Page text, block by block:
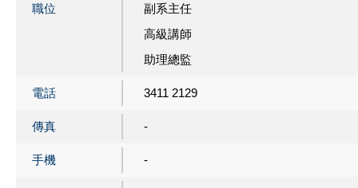
職位
副系主任
高級講師
助理總監
電話 3411 2129
傳真 -
手機 -